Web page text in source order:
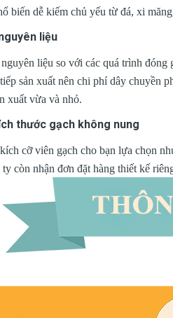
biến dễ kiếm chủ yếu từ đá, xi
liệu
liệu so với các quá trình đóng
sản xuất nên chi phí dây chuyền
xuất vừa và nhỏ.
thước gạch không nung
cỡ viên gạch cho bạn lựa chọn
còn nhận đơn đặt hàng thiết kế